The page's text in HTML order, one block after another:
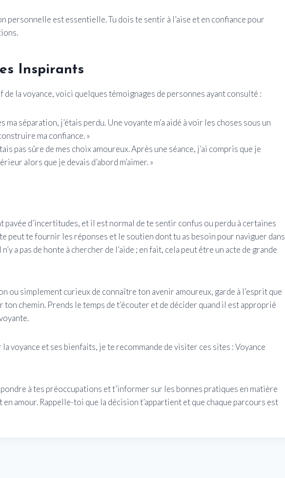
personnelle est essentielle. Tu dois te sentir à l’aise et en confiance pour
Inspirants
la voyance, voici quelques témoignages de personnes ayant consulté :
ma séparation, j’étais perdu. Une voyante m’a aidé à voir les choses sous un
ma confiance. »
pas sûre de mes choix amoureux. Après une séance, j’ai compris que je
alors que je devais d’abord m’aimer. »
pavée d’incertitudes, et il est normal de te sentir confus ou perdu à certaines
peut te fournir les réponses et le soutien dont tu as besoin pour naviguer dans
a pas de honte à chercher de l’aide ; en fait, cela peut être un acte de grande
ou simplement curieux de connaître ton avenir amoureux, garde à l’esprit que
ton chemin. Prends le temps de t’écouter et de décider quand il est approprié
voyance et ses bienfaits, je te recommande de visiter ces sites : Voyance
à tes préoccupations et t’informer sur les bonnes pratiques en matière
amour. Rappelle-toi que la décision t’appartient et que chaque parcours est